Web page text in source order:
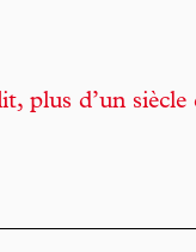
plus d’un siècle